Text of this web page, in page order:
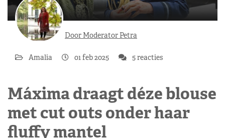
Door Moderator Petra
Amalia 01 feb 2025 5 reacties
Máxima draagt déze blouse
met cut outs onder haar
fluffy mantel